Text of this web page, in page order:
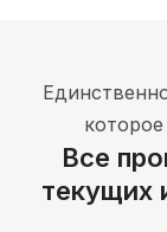
Все
текущих